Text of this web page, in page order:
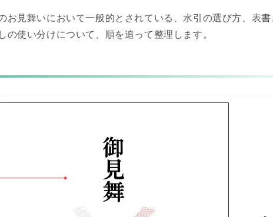
お見舞いにおいて一般的とされている、水引の選び方、表
の使い分けについて、順を追って整理します。